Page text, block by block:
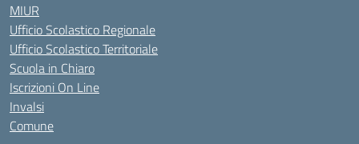
MIUR
Ufficio Scolastico Regionale
Ufficio Scolastico Territoriale
Scuola in Chiaro
Iscrizioni On Line
Invalsi
Comune